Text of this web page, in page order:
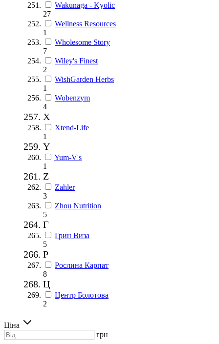
Wakunaga - Kyolic
27
Wellness Resources
1
Wholesome Story
7
Wiley's Finest
2
WishGarden Herbs
1
Wobenzym
4
X
Xtend-Life
1
Y
Yum-V's
1
Z
Zahler
3
Zhou Nutrition
5
Г
Грин Виза
5
Р
Рослина Карпат
8
Ц
Центр Болотова
2
Ціна
грн